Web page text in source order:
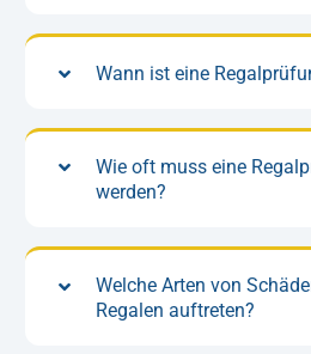
Wann ist eine
Wie oft muss eine
werden?
Welche Arten von
Regalen auftreten?